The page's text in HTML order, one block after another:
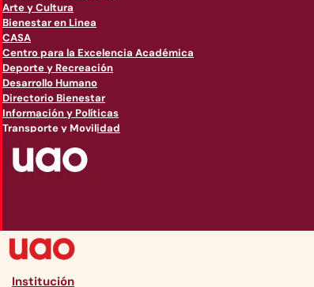
Arte y Cultura
Bienestar en Linea
CASA
Centro para la Excelencia Académica
Deporte y Recreación
Desarrollo Humano
Directorio Bienestar
Información y Políticas
Transporte y Movilidad
Institución